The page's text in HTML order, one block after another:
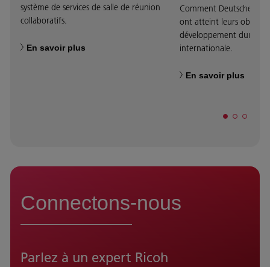
système de services de salle de réunion
collaboratifs.
En savoir plus
Comment Deutsche
ont atteint leurs
développement durable
internationale.
En savoir plus
Connectons-nous
Parlez à un expert Ricoh